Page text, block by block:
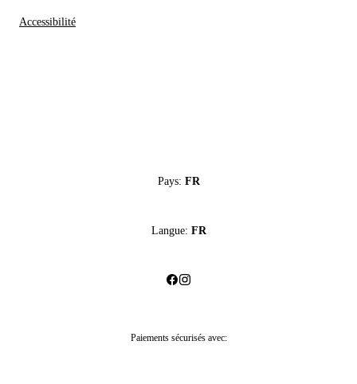
Accessibilité
Pays: FR
Langue: FR
Paiements sécurisés avec: